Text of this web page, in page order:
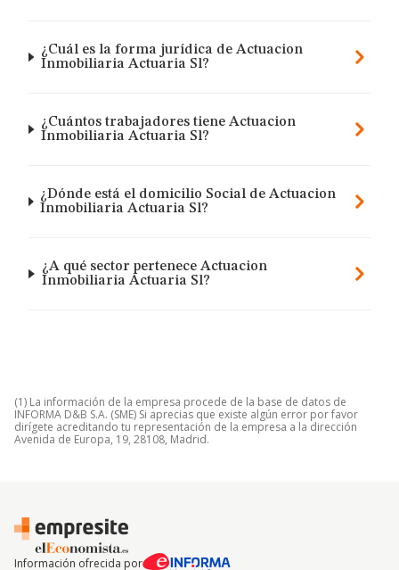
¿Cuál es la forma jurídica de Actuacion
Inmobiliaria Actuaria Sl?
¿Cuántos trabajadores tiene Actuacion
Inmobiliaria Actuaria Sl?
¿Dónde está el domicilio Social de Actuacion
Inmobiliaria Actuaria Sl?
¿A qué sector pertenece Actuacion
Inmobiliaria Actuaria Sl?
(1) La información de la empresa procede de la base de datos de
INFORMA D&B S.A. (SME) Si aprecias que existe algún error por favor
dirígete acreditando tu representación de la empresa a la dirección
Avenida de Europa, 19, 28108, Madrid.
Información ofrecida por